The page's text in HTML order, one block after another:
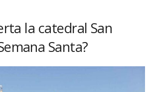
la catedral San
Santa?